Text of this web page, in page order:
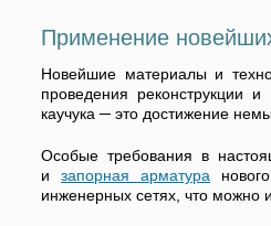
Применение
Новейшие материалы и
проведения реконструкции
каучука ─ это достижение
Особые требования в
изапорная арматура
инженерных сетях, что можно